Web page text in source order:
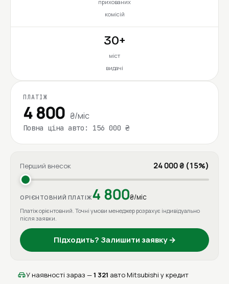
прихованих
комісій
30+
міст
видачі
ПЛАТІЖ
4 800 ₴/міс
Повна ціна авто: 156 000 ₴
Перший внесок 24 000 ₴ (15%)
ОРІЄНТОВНИЙ ПЛАТІЖ4 800₴/міс
Платіж орієнтовний. Точні умови менеджер розрахує індивідуально
після заявки.
Підходить? Залишити заявку →
У наявності зараз —1 321 авто Mitsubishi у кредит